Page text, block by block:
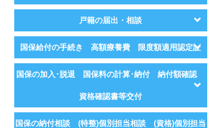
戸籍の届出・相談
国保給付の手続き 高額療養費 限度額適用認定証
国保の加入･脱退 国保料の計算･納付 納付額確認
資格確認書等交付
国保の納付相談 (特整)個別担当相談 (資格)個別担当